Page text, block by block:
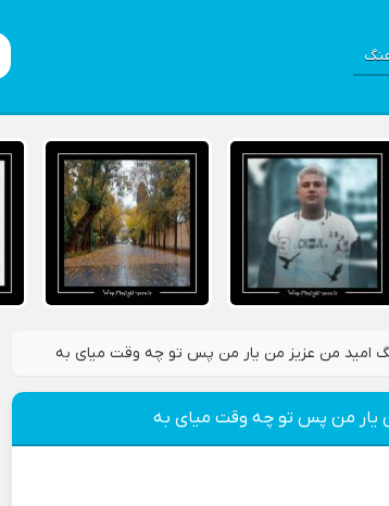
امید من عزیز من یار من پس تو چه وقت میای به
یار من پس تو چه وقت میای به